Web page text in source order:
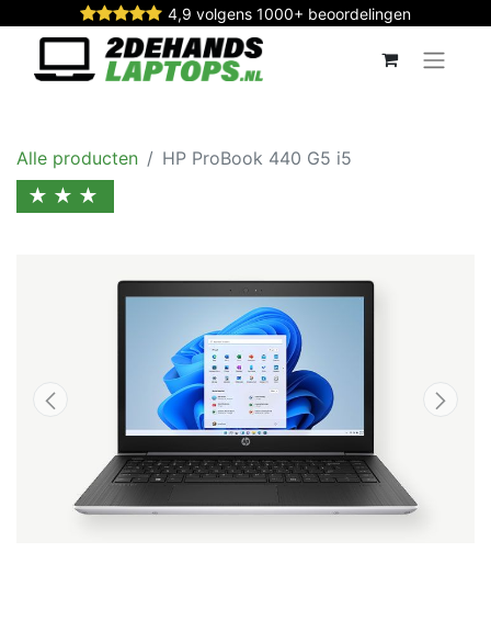
4,9 volgens 1000+ beoordelingen
Alle producten HP ProBook 440 G5 i5
★★★